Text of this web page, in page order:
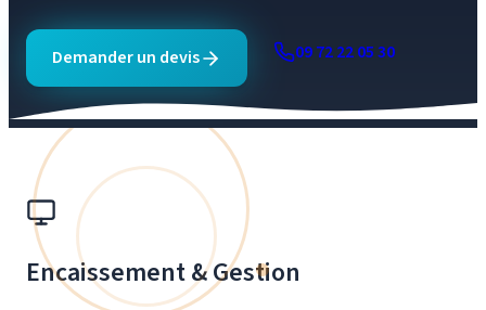
Demander un devis 09 72 22 05 30
Encaissement & Gestion